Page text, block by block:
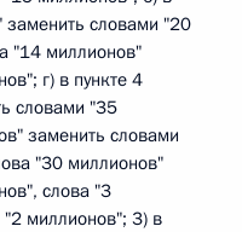
заменить словами "20
"14 миллионов"
г) в пункте 4
словами "35
заменить словами
"30 миллионов"
слова "3
миллионов"; 3) в